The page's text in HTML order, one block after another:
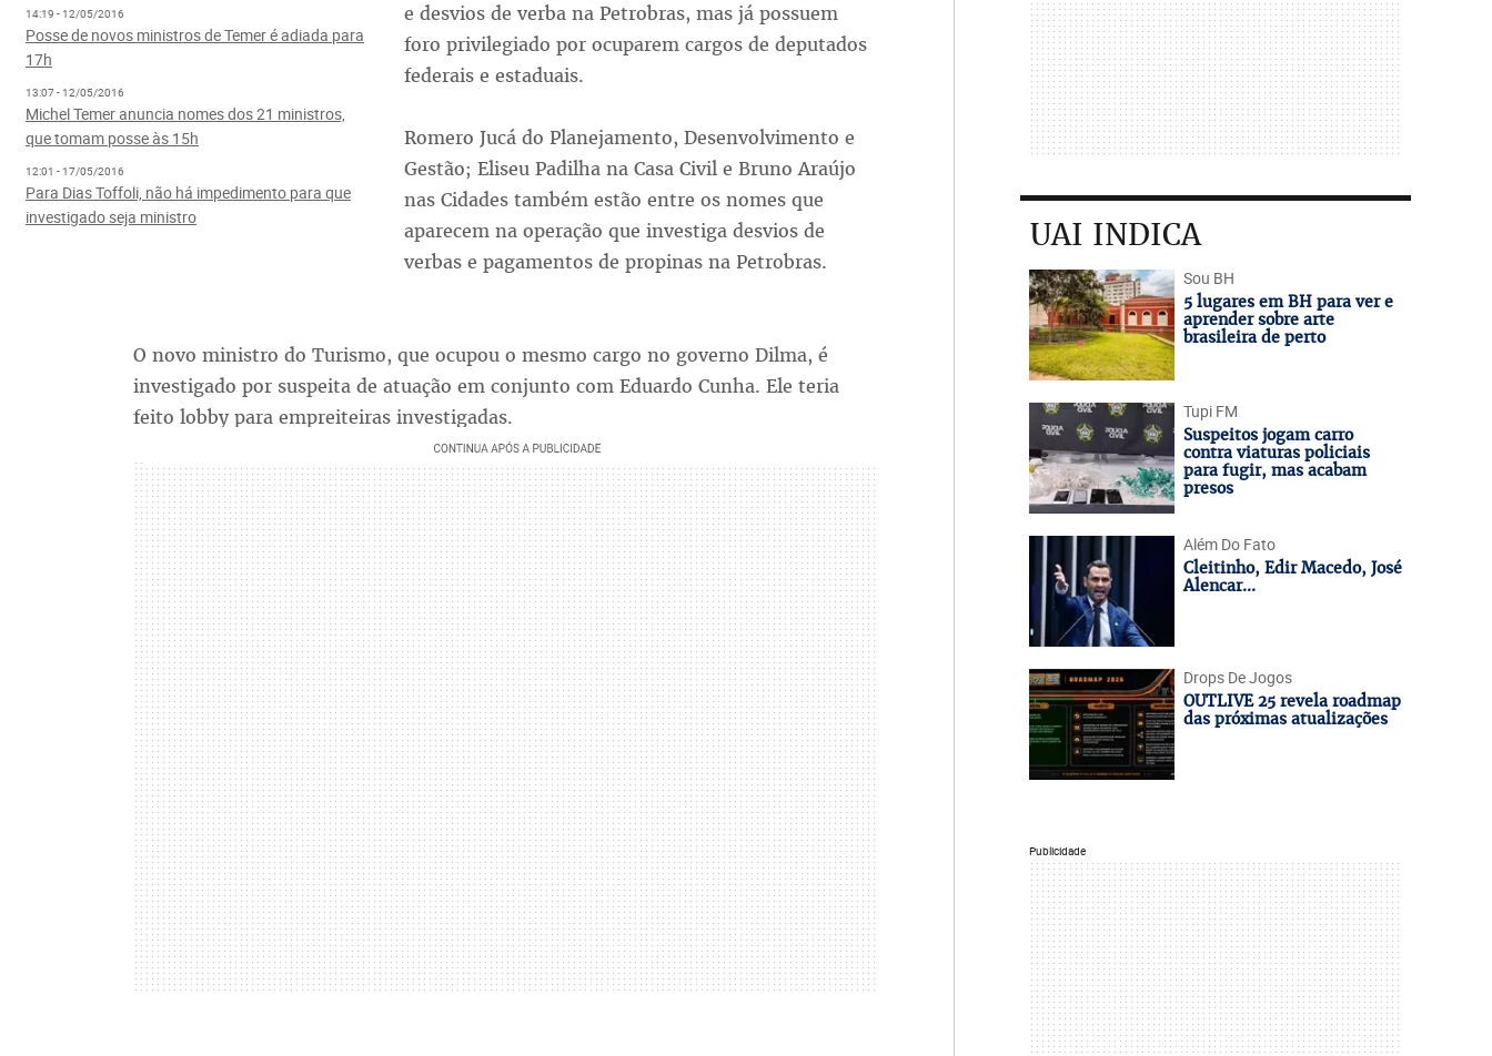
14:19 - 12/05/2016
Posse de novos ministros de Temer é adiada para
17h
13:07 - 12/05/2016
Michel Temer anuncia nomes dos 21 ministros,
que tomam posse às 15h
12:01 - 17/05/2016
Para Dias Toffoli, não há impedimento para que
investigado seja ministro
e desvios de verba na Petrobras, mas já possuem
foro privilegiado por ocuparem cargos de deputados
federais e estaduais.
Romero Jucá do Planejamento, Desenvolvimento e
Gestão; Eliseu Padilha na Casa Civil e Bruno Araújo
nas Cidades também estão entre os nomes que
aparecem na operação que investiga desvios de
verbas e pagamentos de propinas na Petrobras.
O novo ministro do Turismo, que ocupou o mesmo cargo no governo Dilma, é
investigado por suspeita de atuação em conjunto com Eduardo Cunha. Ele teria
feito lobby para empreiteiras investigadas.
UAI INDICA
Sou BH
5 lugares em BH para ver e
aprender sobre arte
brasileira de perto
Tupi FM
Suspeitos jogam carro
contra viaturas policiais
para fugir, mas acabam
presos
Além Do Fato
Cleitinho, Edir Macedo, José
Alencar...
Drops De Jogos
OUTLIVE 25 revela roadmap
das próximas atualizações
Publicidade